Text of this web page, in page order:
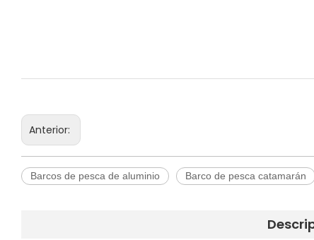
Anterior:
Barcos de pesca de aluminio Barco de pesca catamarán